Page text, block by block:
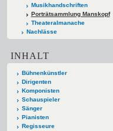
Musikhandschriften
Porträtsammlung Manskopf
Theateralmanache
Nachlässe
INHALT
Bühnenkünstler
Dirigenten
Komponisten
Schauspieler
Sänger
Pianisten
Regisseure